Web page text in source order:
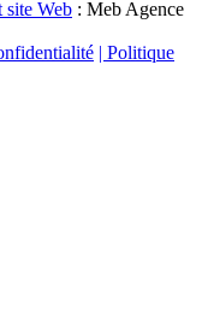
site Web : Meb Agence
| Politique